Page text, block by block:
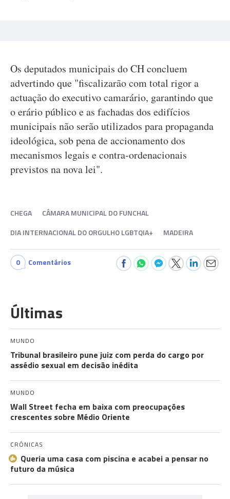
Os deputados municipais do CH concluem
advertindo que "fiscalizarão com total rigor a
actuação do executivo camarário, garantindo que
o erário público e as fachadas dos edifícios
municipais não serão utilizados para propaganda
ideológica, sob pena de accionamento dos
mecanismos legais e contra-ordenacionais
previstos na nova lei".
CHEGA
CÂMARA MUNICIPAL DO FUNCHAL
DIA INTERNACIONAL DO ORGULHO LGBTQIA+
MADEIRA
0 Comentários
Últimas
MUNDO
Tribunal brasileiro pune juiz com perda do cargo por
assédio sexual em decisão inédita
MUNDO
Wall Street fecha em baixa com preocupações
crescentes sobre Médio Oriente
CRÓNICAS
Queria uma casa com piscina e acabei a pensar no
futuro da música